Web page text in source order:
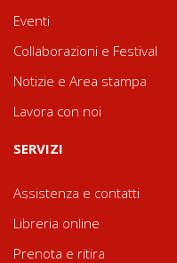
Eventi
Collaborazioni e Festival
Notizie e Area stampa
Lavora con noi
SERVIZI
Assistenza e contatti
Libreria online
Prenota e ritira